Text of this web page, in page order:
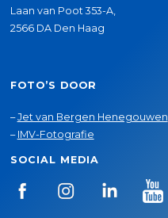
Laan van Poot 353-A,
2566 DA Den Haag
FOTO’S DOOR
–Jet van Bergen Henegouwen
– IMV-Fotografie
SOCIAL MEDIA